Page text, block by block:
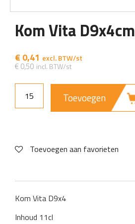
Kom Vita D9x4cm
€ 0,41
€ 0,50
Toevoegen
Toevoegen aan favorieten
Kom Vita D9x4
Inhoud 11cl